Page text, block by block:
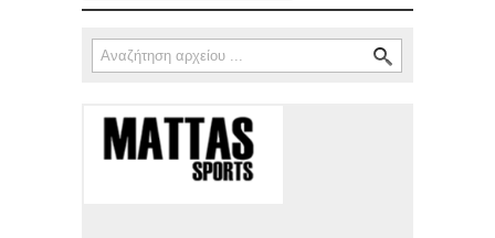
Φόρμα αναζήτησης
Αναζήτηση